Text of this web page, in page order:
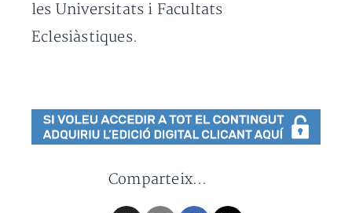
les Universitats i Facultats
Eclesiàstiques.
Comparteix...